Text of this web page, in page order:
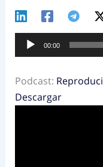
Reproductor
de
00:00
Podcast:
Descargar